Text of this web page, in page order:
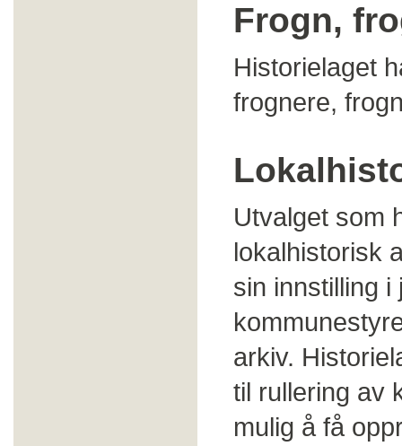
Frogn,
Historielaget
frognere,
Utvalget som
lokalhistorisk
sin innstilling i
arkiv.
til rullering av
mulig å få